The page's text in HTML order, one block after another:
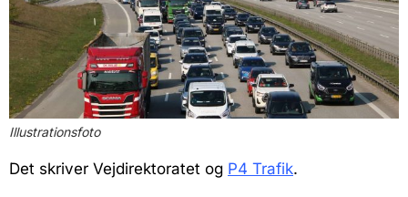
Illustrationsfoto
Det skriver Vejdirektoratet og P4 Trafik.